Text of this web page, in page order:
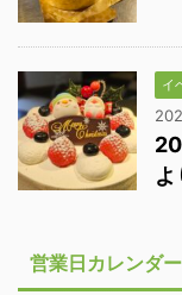
イ
よ
営業日カレンダー